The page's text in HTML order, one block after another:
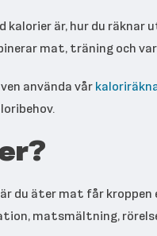
kalorier är, hur du
mat, träning och
använda vår
du äter mat får
matsmältning,